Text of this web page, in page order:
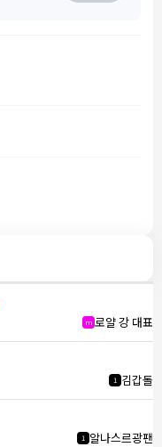
m 로얄 강 대표
1 김갑돌
1 알나스르광팬